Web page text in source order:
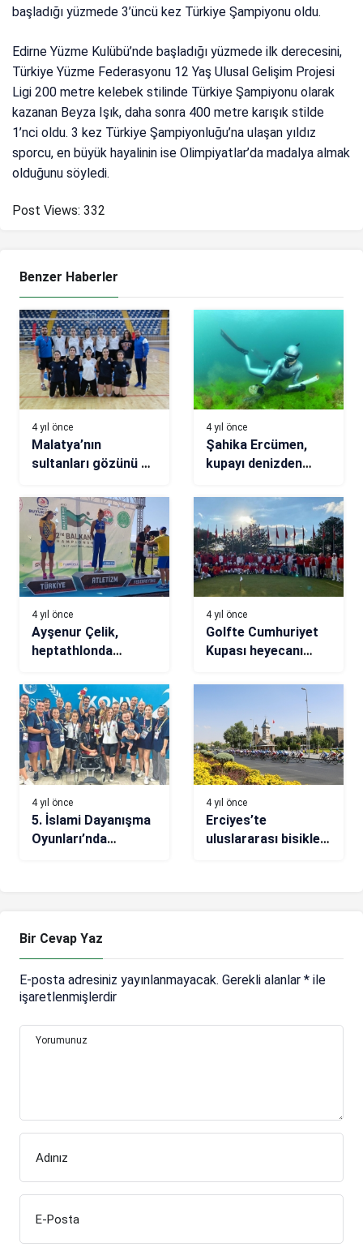
başladığı yüzmede 3’üncü kez Türkiye Şampiyonu oldu.
Edirne Yüzme Kulübü’nde başladığı yüzmede ilk derecesini,
Türkiye Yüzme Federasyonu 12 Yaş Ulusal Gelişim Projesi
Ligi 200 metre kelebek stilinde Türkiye Şampiyonu olarak
kazanan Beyza Işık, daha sonra 400 metre karışık stilde
1’nci oldu. 3 kez Türkiye Şampiyonluğu’na ulaşan yıldız
sporcu, en büyük hayalinin ise Olimpiyatlar’da madalya almak
olduğunu söyledi.
Post Views: 332
Benzer Haberler
4 yıl önce
Malatya’nın
sultanları gözünü 1.
4 yıl önce
Şahika Ercümen,
kupayı denizden
4 yıl önce
Ayşenur Çelik,
heptathlonda
oldu
4 yıl önce
Golfte Cumhuriyet
Kupası heyecanı
yaşanacak
4 yıl önce
5. İslami Dayanışma
Oyunları’nda
4 yıl önce
Erciyes’te
uluslararası bisiklet
Bir Cevap Yaz
E-posta adresiniz yayınlanmayacak. Gerekli alanlar * ile
işaretlenmişlerdir
Yorumunuz
Adınız
E-Posta